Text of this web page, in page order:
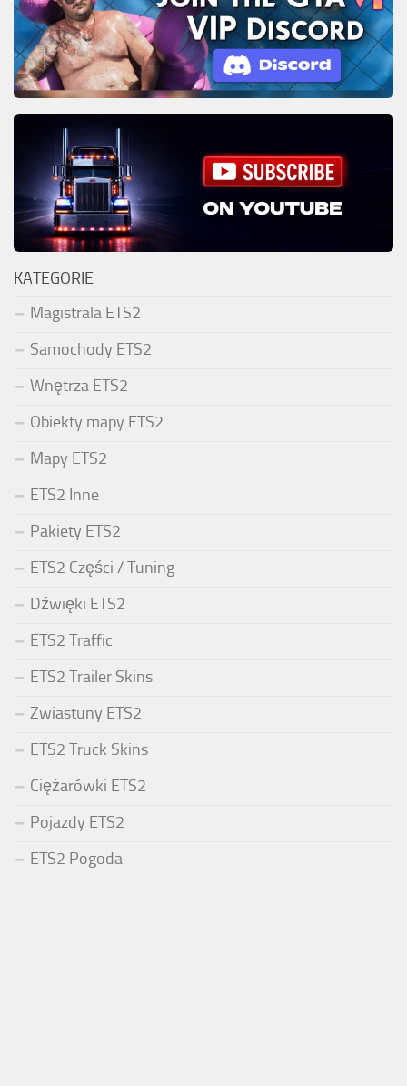
KATEGORIE
Magistrala ETS2
Samochody ETS2
Wnętrza ETS2
Obiekty mapy ETS2
Mapy ETS2
ETS2 Inne
Pakiety ETS2
ETS2 Części / Tuning
Dźwięki ETS2
ETS2 Traffic
ETS2 Trailer Skins
Zwiastuny ETS2
ETS2 Truck Skins
Ciężarówki ETS2
Pojazdy ETS2
ETS2 Pogoda